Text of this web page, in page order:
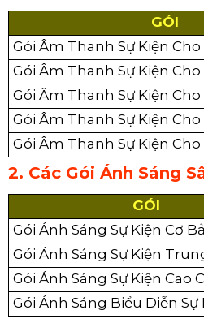
GÓI
Gói Âm Thanh Sự Kiện Cho
Gói Âm Thanh Sự Kiện Cho
Gói Âm Thanh Sự Kiện
Gói Âm Thanh Sự Kiện
Gói Âm Thanh Sự Kiện
2. Các Gói Ánh Sáng
GÓI
Gói Ánh Sáng Sự Kiện Cơ
Gói Ánh Sáng Sự Kiện
Gói Ánh Sáng Sự Kiện Cao
Gói Ánh Sáng Biểu Diễn Sự